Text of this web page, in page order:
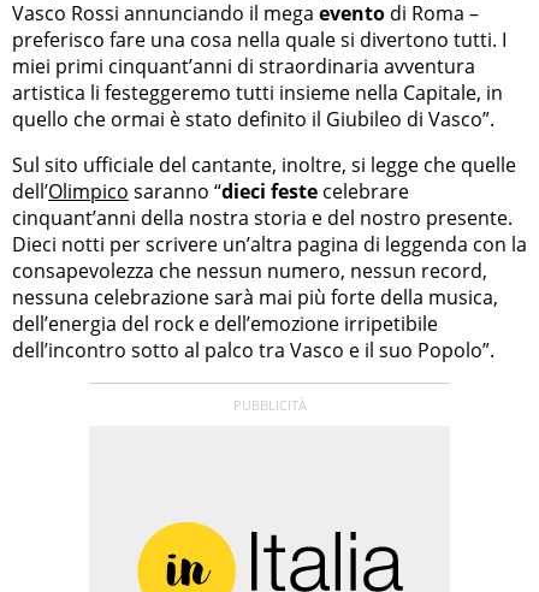
Vasco Rossi annunciando il mega evento di Roma –
preferisco fare una cosa nella quale si divertono tutti. I
miei primi cinquant’anni di straordinaria avventura
artistica li festeggeremo tutti insieme nella Capitale, in
quello che ormai è stato definito il Giubileo di Vasco”.
Sul sito ufficiale del cantante, inoltre, si legge che quelle
dell’Olimpico saranno “dieci feste celebrare
cinquant’anni della nostra storia e del nostro presente.
Dieci notti per scrivere un’altra pagina di leggenda con la
consapevolezza che nessun numero, nessun record,
nessuna celebrazione sarà mai più forte della musica,
dell’energia del rock e dell’emozione irripetibile
dell’incontro sotto al palco tra Vasco e il suo Popolo”.